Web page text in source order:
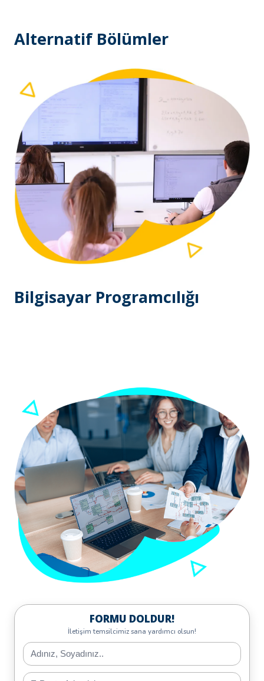
Alternatif Bölümler
Bilgisayar Programcılığı
FORMU DOLDUR!
İletişim temsilcimiz sana yardımcı olsun!